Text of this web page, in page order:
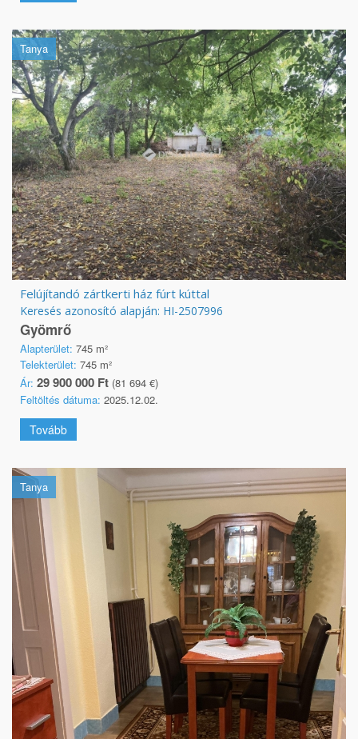
Tanya
Felújítandó zártkerti ház fúrt kúttal
Keresés azonosító alapján: HI-2507996
Gyömrő
Alapterület: 745 m²
Telekterület: 745 m²
Ár: 29 900 000 Ft (81 694 €)
Feltöltés dátuma: 2025.12.02.
Tovább
Tanya